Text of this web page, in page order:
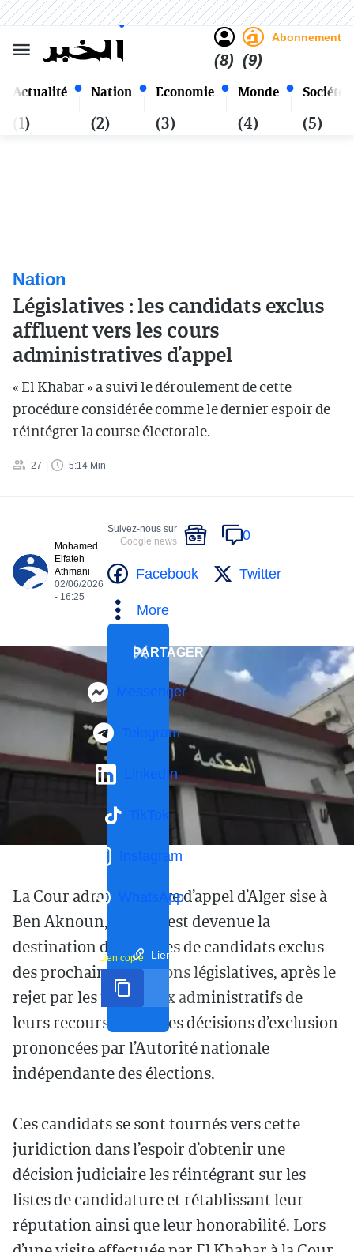
Actualité
(1)
Nation
(2)
Economie
(3)
Monde
(4)
Société
(5)
(8)
Abonnement
(9)
Samedi 24 Safar 1448 - 08
Août 2026
Alger
Nation
Législatives : les candidats exclus
affluent vers les cours
administratives d’appel
« El Khabar » a suivi le déroulement de cette
procédure considérée comme le dernier espoir de
réintégrer la course électorale.
27 5:14 Min
Mohamed
Elfateh
Athmani
02/06/2026
- 16:25
Suivez-nous sur
Google news
0
Facebook Twitter
More
PARTAGER
Messenger
Telegram
LinkedIn
TikTok
Instagram
WhatsApp
Lien court
Lien copié
La Cour administrative d’appel d’Alger sise à
Ben Aknoun, à Alger, est devenue la
destination de dizaines de candidats exclus
des prochaines élections législatives, après le
rejet par les tribunaux administratifs de
leurs recours contre les décisions d’exclusion
prononcées par l’Autorité nationale
indépendante des élections.
Ces candidats se sont tournés vers cette
juridiction dans l’espoir d’obtenir une
décision judiciaire les réintégrant sur les
listes de candidature et rétablissant leur
réputation ainsi que leur honorabilité. Lors